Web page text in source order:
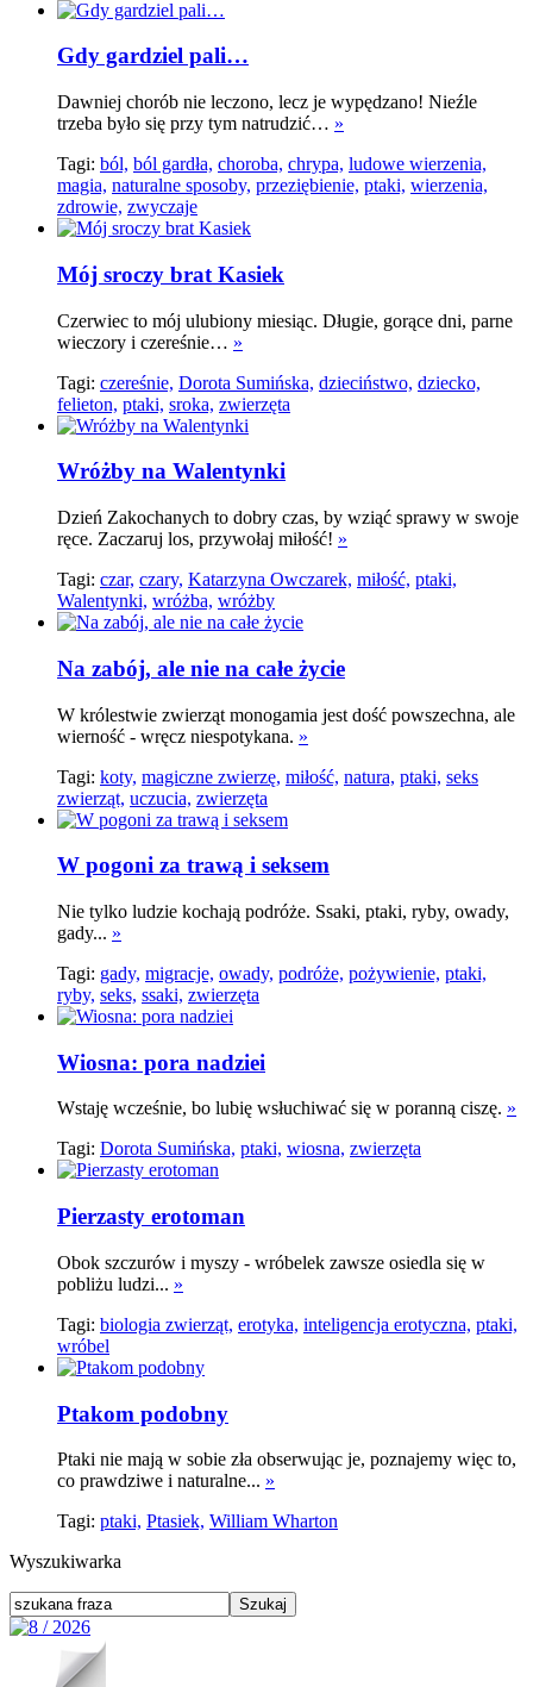
Gdy gardziel pali…
Dawniej chorób nie leczono, lecz je wypędzano! Nieźle
trzeba było się przy tym natrudzić… »
Tagi: ból, ból gardła, choroba, chrypa, ludowe wierzenia,
magia, naturalne sposoby, przeziębienie, ptaki, wierzenia,
zdrowie, zwyczaje
Mój sroczy brat Kasiek
Czerwiec to mój ulubiony miesiąc. Długie, gorące dni, parne
wieczory i czereśnie… »
Tagi: czereśnie, Dorota Sumińska, dzieciństwo, dziecko,
felieton, ptaki, sroka, zwierzęta
Wróżby na Walentynki
Dzień Zakochanych to dobry czas, by wziąć sprawy w swoje
ręce. Zaczaruj los, przywołaj miłość! »
Tagi: czar, czary, Katarzyna Owczarek, miłość, ptaki,
Walentynki, wróżba, wróżby
Na zabój, ale nie na całe życie
W królestwie zwierząt monogamia jest dość powszechna, ale
wierność - wręcz niespotykana. »
Tagi: koty, magiczne zwierzę, miłość, natura, ptaki, seks
zwierząt, uczucia, zwierzęta
W pogoni za trawą i seksem
Nie tylko ludzie kochają podróże. Ssaki, ptaki, ryby, owady,
gady... »
Tagi: gady, migracje, owady, podróże, pożywienie, ptaki,
ryby, seks, ssaki, zwierzęta
Wiosna: pora nadziei
Wstaję wcześnie, bo lubię wsłuchiwać się w poranną ciszę. »
Tagi: Dorota Sumińska, ptaki, wiosna, zwierzęta
Pierzasty erotoman
Obok szczurów i myszy - wróbelek zawsze osiedla się w
pobliżu ludzi... »
Tagi: biologia zwierząt, erotyka, inteligencja erotyczna, ptaki,
wróbel
Ptakom podobny
Ptaki nie mają w sobie zła obserwując je, poznajemy więc to,
co prawdziwe i naturalne... »
Tagi: ptaki, Ptasiek, William Wharton
Wyszukiwarka